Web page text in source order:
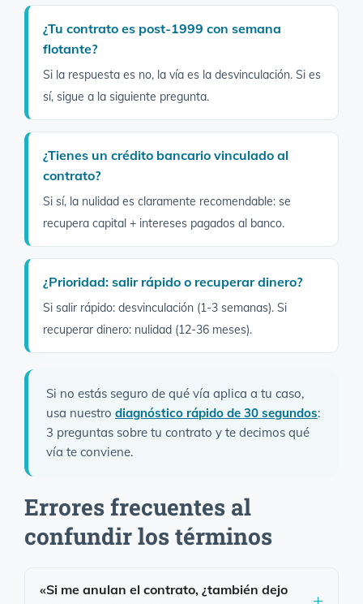
¿Tu contrato es post-1999 con semana
flotante?
Si la respuesta es no, la vía es la desvinculación. Si es
sí, sigue a la siguiente pregunta.
¿Tienes un crédito bancario vinculado al
contrato?
Si sí, la nulidad es claramente recomendable: se
recupera capital + intereses pagados al banco.
¿Prioridad: salir rápido o recuperar dinero?
Si salir rápido: desvinculación (1-3 semanas). Si
recuperar dinero: nulidad (12-36 meses).
Si no estás seguro de qué vía aplica a tu caso,
usa nuestro diagnóstico rápido de 30 segundos:
3 preguntas sobre tu contrato y te decimos qué
vía te conviene.
Errores frecuentes al
confundir los términos
«Si me anulan el contrato, ¿también dejo